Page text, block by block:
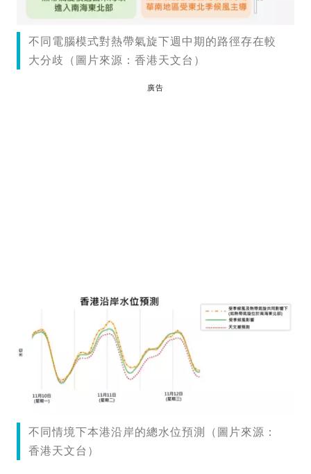
不同電腦模式對熱帶氣旋下週中期的路徑存在較
大分歧（圖片來源：香港天文台）
廣告
不同情境下本港沿岸的總水位預測（圖片來源：
香港天文台）